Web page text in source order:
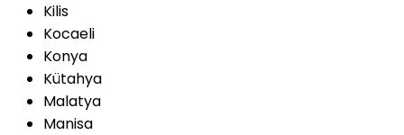
Kilis
Kocaeli
Konya
Kütahya
Malatya
Manisa